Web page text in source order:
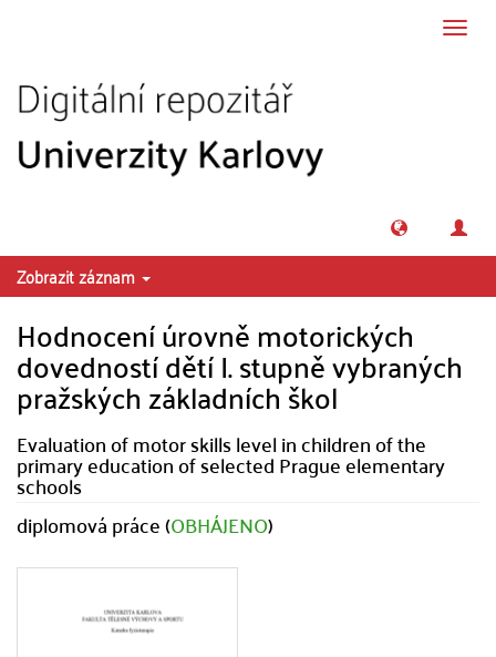
Zobrazit záznam
Hodnocení úrovně motorických
dovedností dětí I. stupně vybraných
pražských základních škol
Evaluation of motor skills level in children of the
primary education of selected Prague elementary
schools
diplomová práce (OBHÁJENO)